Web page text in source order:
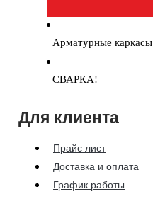
Арматурные каркасы
СВАРКА!
Для клиента
Прайс лист
Доставка и оплата
График работы